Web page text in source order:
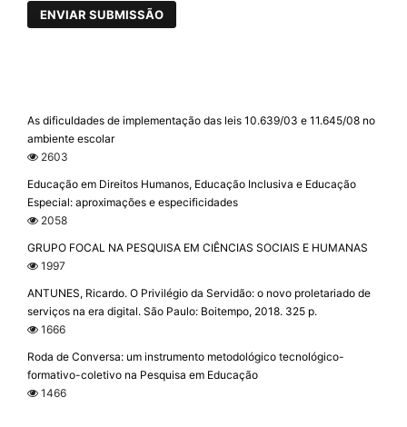
ENVIAR SUBMISSÃO
As dificuldades de implementação das leis 10.639/03 e 11.645/08 no
ambiente escolar
2603
Educação em Direitos Humanos, Educação Inclusiva e Educação
Especial: aproximações e especificidades
2058
GRUPO FOCAL NA PESQUISA EM CIÊNCIAS SOCIAIS E HUMANAS
1997
ANTUNES, Ricardo. O Privilégio da Servidão: o novo proletariado de
serviços na era digital. São Paulo: Boitempo, 2018. 325 p.
1666
Roda de Conversa: um instrumento metodológico tecnológico-
formativo-coletivo na Pesquisa em Educação
1466